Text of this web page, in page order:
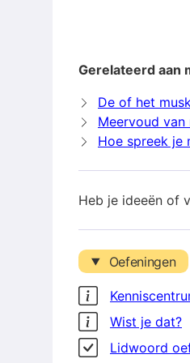
Gerelateerd aan
De of het
Meervoud van
Hoe spreek je
Heb je ideeën of
Oefeningen
Wist je dat?
Lidwoord